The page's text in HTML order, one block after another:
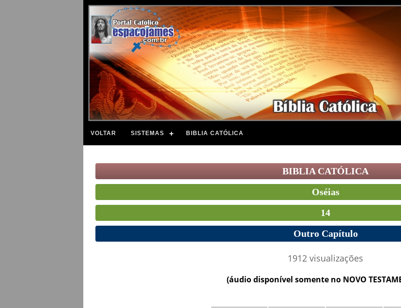
VOLTAR SISTEMAS BIBLIA CATÓLICA
BIBLIA CATÓLICA
Oséias
14
Outro Capítulo
1912 visualizações
(áudio disponível somente no NOVO